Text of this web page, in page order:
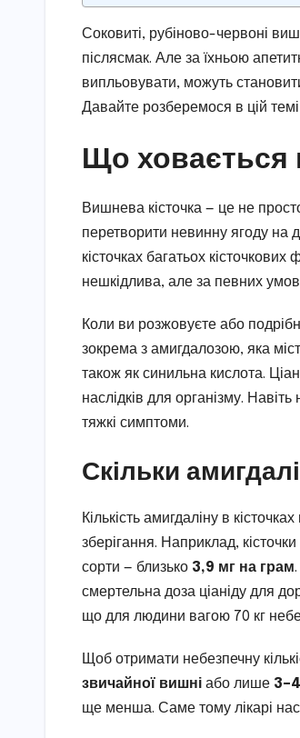
Соковиті, рубіново-червоні
післясмак. Але за їхньою
випльовувати, можуть
Давайте розберемося в цій
Що ховається
Вишнева кісточка — це не
перетворити невинну ягоду на
кісточках багатьох
нешкідлива, але за певних
Коли ви розжовуєте або
зокрема з амигдалозою, яка
також як синильна кислота.
наслідків для організму.
тяжкі симптоми.
Скільки
Кількість амигдаліну в
зберігання. Наприклад,
сорти — близько 3,9 мг на грам
смертельна доза ціаніду для
що для людини вагою 70 кг
Щоб отримати небезпечну
звичайної вишні або лише
ще менша. Саме тому лікарі